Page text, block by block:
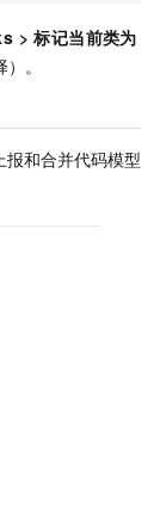
>标记当前类为
。
报和合并代码模型